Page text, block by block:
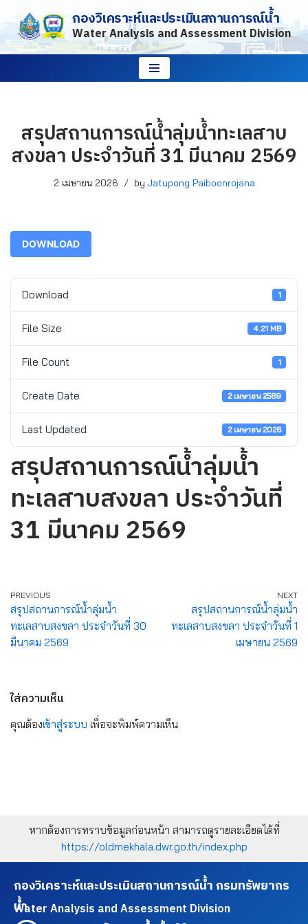
Skip
to
กองวิเคราะห์และประเมินสถานการณ์น้ำ
Water Analysis and Assessment Division
สรุปสถานการณ์น้ำลุ่มน้ำทะเลสาบ
สงขลา ประจำวันที่ 31 มีนาคม 2569
2 เมษายน 2026 by Jatupong Paiboonrojana
DOWNLOAD
Download 1
File Size 4.21 MB
File Count 1
Create Date 2 เมษายน 2569
Last Updated 2 เมษายน 2026
สรุปสถานการณ์น้ำลุ่มน้ำ
ทะเลสาบสงขลา ประจำวันที่
31 มีนาคม 2569
PREVIOUS
สรุปสถานการณ์น้ำลุ่มน้ำ
ทะเลสาบสงขลา ประจำวันที่ 30
มีนาคม 2569
NEXT
สรุปสถานการณ์น้ำลุ่มน้ำ
ทะเลสาบสงขลา ประจำวันที่ 1
เมษายน 2569
ใส่ความเห็น
คุณต้องเข้าสู่ระบบ เพื่อจะพิมพ์ความเห็น
หากต้องการทราบข้อมูลก่อนหน้า สามารถดูรายละเอียดได้ที่
https://oldmekhala.dwr.go.th/index.php
กองวิเคราะห์และประเมินสถานการณ์น้ำ กรมทรัพยากร
น้ำ
Water Analysis and Assessment Division